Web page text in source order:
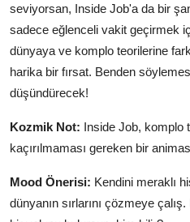
seviyorsan, Inside Job'a da bir
sadece eğlenceli vakit geçirmek
dünyaya ve komplo teorilerine
harika bir fırsat. Benden
düşündürecek!
Kozmik Not: Inside Job, komplo
kaçırılmaması gereken bir
Mood Önerisi: Kendini meraklı
dünyanın sırlarını çözmeye